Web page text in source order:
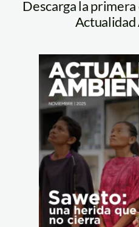
Descarga la